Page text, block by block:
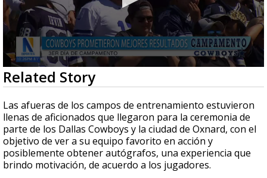
0
seconds
of
2
minutes,
17
seconds
Related Story
Las afueras de los campos de entrenamiento estuvieron
llenas de aficionados que llegaron para la ceremonia de
parte de los Dallas Cowboys y la ciudad de Oxnard, con el
objetivo de ver a su equipo favorito en acción y
posiblemente obtener autógrafos, una experiencia que
brindo motivación, de acuerdo a los jugadores.